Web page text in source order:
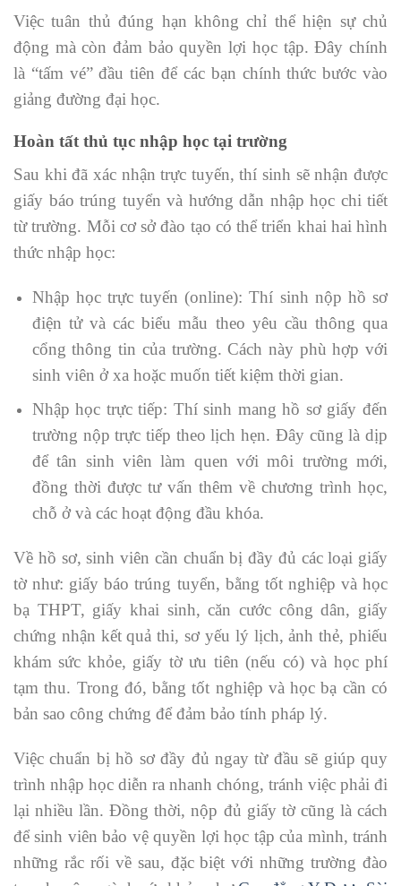
Việc tuân thủ đúng hạn không chỉ thể hiện sự chủ
động mà còn đảm bảo quyền lợi học tập. Đây chính
là “tấm vé” đầu tiên để các bạn chính thức bước vào
giảng đường đại học.
Hoàn tất thủ tục nhập học tại trường
Sau khi đã xác nhận trực tuyến, thí sinh sẽ nhận được
giấy báo trúng tuyển và hướng dẫn nhập học chi tiết
từ trường. Mỗi cơ sở đào tạo có thể triển khai hai hình
thức nhập học:
Nhập học trực tuyến (online): Thí sinh nộp hồ sơ
điện tử và các biểu mẫu theo yêu cầu thông qua
cổng thông tin của trường. Cách này phù hợp với
sinh viên ở xa hoặc muốn tiết kiệm thời gian.
Nhập học trực tiếp: Thí sinh mang hồ sơ giấy đến
trường nộp trực tiếp theo lịch hẹn. Đây cũng là dịp
để tân sinh viên làm quen với môi trường mới,
đồng thời được tư vấn thêm về chương trình học,
chỗ ở và các hoạt động đầu khóa.
Về hồ sơ, sinh viên cần chuẩn bị đầy đủ các loại giấy
tờ như: giấy báo trúng tuyển, bằng tốt nghiệp và học
bạ THPT, giấy khai sinh, căn cước công dân, giấy
chứng nhận kết quả thi, sơ yếu lý lịch, ảnh thẻ, phiếu
khám sức khỏe, giấy tờ ưu tiên (nếu có) và học phí
tạm thu. Trong đó, bằng tốt nghiệp và học bạ cần có
bản sao công chứng để đảm bảo tính pháp lý.
Việc chuẩn bị hồ sơ đầy đủ ngay từ đầu sẽ giúp quy
trình nhập học diễn ra nhanh chóng, tránh việc phải đi
lại nhiều lần. Đồng thời, nộp đủ giấy tờ cũng là cách
để sinh viên bảo vệ quyền lợi học tập của mình, tránh
những rắc rối về sau, đặc biệt với những trường đào